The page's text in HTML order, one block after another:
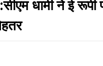
धामी ने ई रूपी